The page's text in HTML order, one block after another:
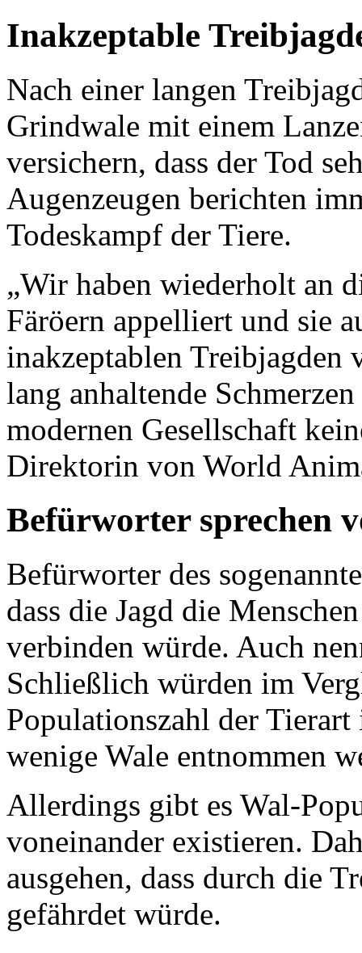
Inakzeptable
Nach einer langen
Grindwale mit einem
versichern, dass der Tod
Augenzeugen berichten
Todeskampf der Tiere.
„Wir haben wiederholt an
Färöern appelliert und sie
inakzeptablen Treibjagden
lang anhaltende
modernen Gesellschaft
Direktorin von World
Befürworter sprechen
Befürworter des
dass die Jagd die
verbinden würde. Auch
Schließlich würden im
Populationszahl der
wenige Wale entnommen
Allerdings gibt es Wal-
voneinander existieren.
ausgehen, dass durch die
gefährdet würde.